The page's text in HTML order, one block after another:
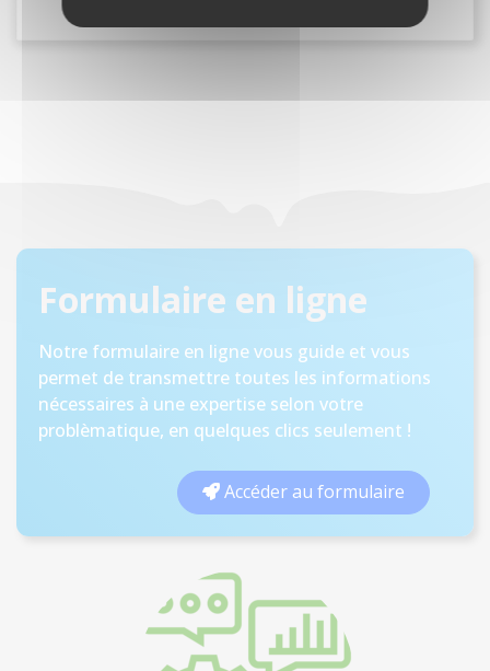
Formulaire en ligne
Notre formulaire en ligne vous guide et vous
permet de transmettre toutes les informations
nécessaires à une expertise selon votre
problèmatique, en quelques clics seulement !
Accéder au formulaire